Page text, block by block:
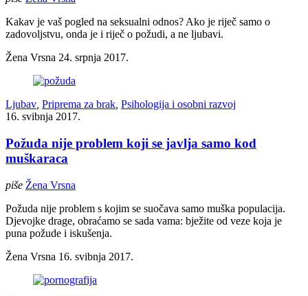
Kakav je vaš pogled na seksualni odnos? Ako je riječ samo o
zadovoljstvu, onda je i riječ o požudi, a ne ljubavi.
Žena Vrsna 24. srpnja 2017.
Ljubav Priprema za brak Psihologija i osobni razvoj
16. svibnja 2017.
Požuda nije problem koji se javlja samo kod
muškaraca
piše Žena Vrsna
Požuda nije problem s kojim se suočava samo muška populacija.
Djevojke drage, obraćamo se sada vama: bježite od veze koja je
puna požude i iskušenja.
Žena Vrsna 16. svibnja 2017.